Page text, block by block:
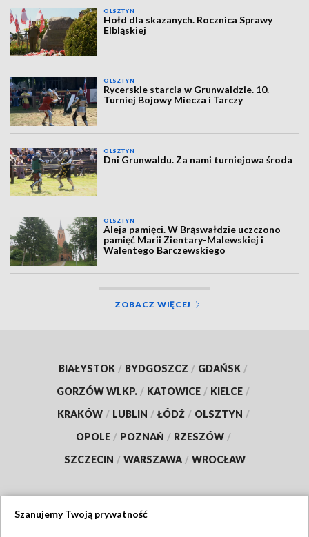
OLSZTYN
Hołd dla skazanych. Rocznica Sprawy
Elbląskiej
OLSZTYN
Rycerskie starcia w Grunwaldzie. 10.
Turniej Bojowy Miecza i Tarczy
OLSZTYN
Dni Grunwaldu. Za nami turniejowa środa
OLSZTYN
Aleja pamięci. W Brąswałdzie uczczono
pamięć Marii Zientary-Malewskiej i
Walentego Barczewskiego
ZOBACZ WIĘCEJ
BIAŁYSTOK / BYDGOSZCZ / GDAŃSK /
GORZÓW WLKP. / KATOWICE / KIELCE /
KRAKÓW / LUBLIN / ŁÓDŹ / OLSZTYN /
OPOLE / POZNAŃ / RZESZÓW /
SZCZECIN / WARSZAWA / WROCŁAW
Szanujemy Twoją prywatność